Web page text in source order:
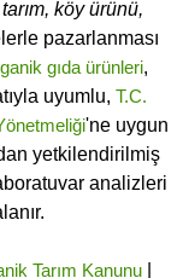
köy ürünü,
pazarlanması
gıda ürünleri,
uyumlu, T.C.
'ne uygun
yetkilendirilmiş
analizleri
Tarım Kanunu|